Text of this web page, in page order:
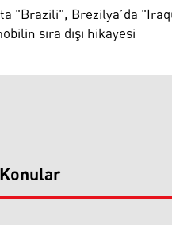
"Brazili", Brezilya’da
sıra dışı hikayesi